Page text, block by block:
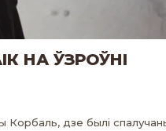
НА ЎЗРОЎНІ
Корбаль, дзе былі